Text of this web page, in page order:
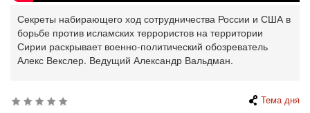
Секреты набирающего ход сотрудничества России и США в
борьбе против исламских террористов на территории
Сирии раскрывает военно-политический обозреватель
Алекс Векслер. Ведущий Александр Вальдман.
Тема дня